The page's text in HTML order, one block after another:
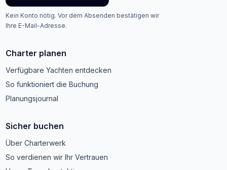
Kein Konto nötig. Vor dem Absenden bestätigen wir
Ihre E-Mail-Adresse.
Charter planen
Verfügbare Yachten entdecken
So funktioniert die Buchung
Planungsjournal
Sicher buchen
Über Charterwerk
So verdienen wir Ihr Vertrauen